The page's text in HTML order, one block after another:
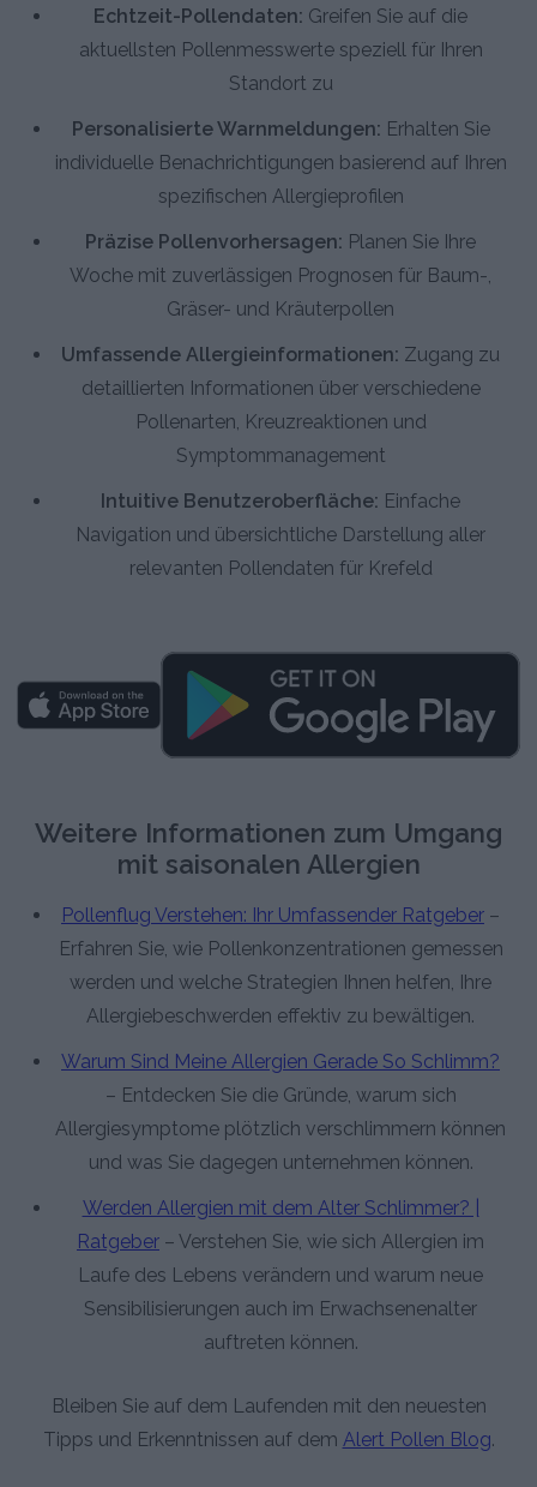
Echtzeit-Pollendaten: Greifen Sie auf die
aktuellsten Pollenmesswerte speziell für Ihren
Standort zu
Personalisierte Warnmeldungen: Erhalten Sie
individuelle Benachrichtigungen basierend auf Ihren
spezifischen Allergieprofilen
Präzise Pollenvorhersagen: Planen Sie Ihre
Woche mit zuverlässigen Prognosen für Baum-,
Gräser- und Kräuterpollen
Umfassende Allergieinformationen: Zugang zu
detaillierten Informationen über verschiedene
Pollenarten, Kreuzreaktionen und
Symptommanagement
Intuitive Benutzeroberfläche: Einfache
Navigation und übersichtliche Darstellung aller
relevanten Pollendaten für Krefeld
Weitere Informationen zum Umgang
mit saisonalen Allergien
Pollenflug Verstehen: Ihr Umfassender Ratgeber –
Erfahren Sie, wie Pollenkonzentrationen gemessen
werden und welche Strategien Ihnen helfen, Ihre
Allergiebeschwerden effektiv zu bewältigen.
Warum Sind Meine Allergien Gerade So Schlimm?
– Entdecken Sie die Gründe, warum sich
Allergiesymptome plötzlich verschlimmern können
und was Sie dagegen unternehmen können.
Werden Allergien mit dem Alter Schlimmer? |
Ratgeber – Verstehen Sie, wie sich Allergien im
Laufe des Lebens verändern und warum neue
Sensibilisierungen auch im Erwachsenenalter
auftreten können.
Bleiben Sie auf dem Laufenden mit den neuesten
Tipps und Erkenntnissen auf dem Alert Pollen Blog.